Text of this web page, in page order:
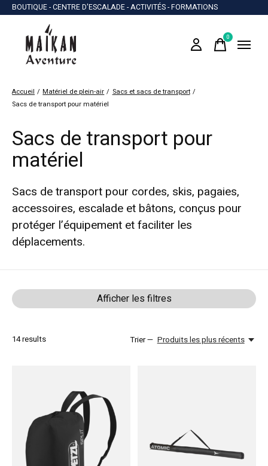
BOUTIQUE - CENTRE D'ESCALADE - ACTIVITÉS - FORMATIONS
0items
Accueil / Matériel de plein-air / Sacs et sacs de transport /
Sacs de transport pour matériel
Sacs de transport pour
matériel
Sacs de transport pour cordes, skis, pagaies,
accessoires, escalade et bâtons, conçus pour
protéger l’équipement et faciliter les
déplacements.
Afficher les filtres
14results Trier — Produits les plus récents